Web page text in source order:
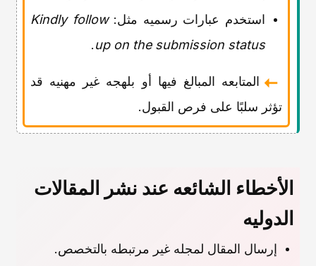
استخدم عبارات رسمیه مثل:Kindly follow
up on the submission status
.
المتابعه المبالغ فیها أو بلهجه غیر مهنیه قد
تؤثر سلبًا على فرص القبول.
الأخطاء الشائعه عند نشر المقالات
الدولیه
إرسال المقال لمجله غیر مرتبطه بالتخصص.